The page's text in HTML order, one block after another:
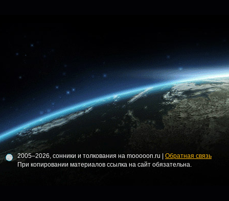
2005–2026, сонники и толкования на mooooon.ru | Обратная связь
При копировании материалов ссылка на сайт обязательна.